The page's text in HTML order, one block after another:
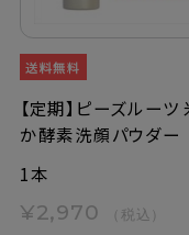
【定期】ピーズルーツ
か酵素洗顔パウダー
1本
¥2,970 （税込）